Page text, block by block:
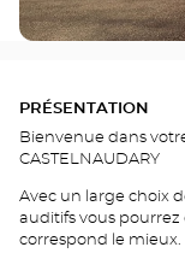
PRÉSENTATION
Bienvenue dans
CASTELNAUDARY
Avec un large choix
auditifs vous
correspond le